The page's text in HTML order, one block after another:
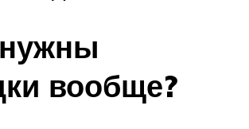
вообще?